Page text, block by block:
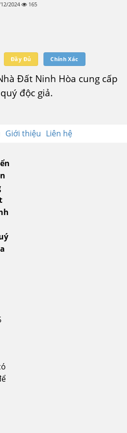
2024 165
Đầy Đủ Chính Xác
Đất Ninh Hòa cung cấp
độc giả.
Giới thiệu Liên hệ